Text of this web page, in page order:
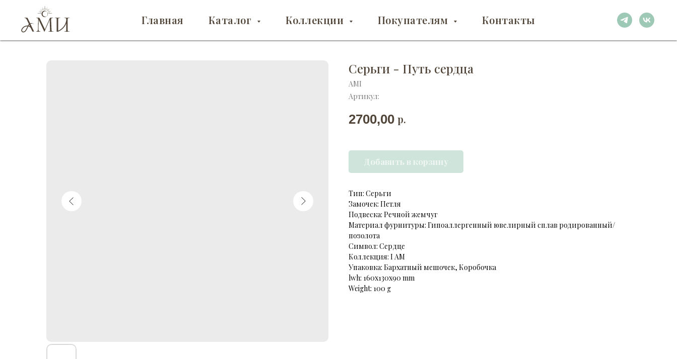
Главная Каталог Коллекции Покупателям Контакты
Серьги - Путь сердца
AMI
Артикул:
2700,00 р.
Добавить в корзину
Тип: Серьги
Замочек: Петля
Подвеска: Речной жемчуг
Материал фурнитуры: Гипоаллергенный ювелирный сплав родированный/
позолота
Символ: Сердце
Коллекция: I AM
Упаковка: Бархатный мешочек, Коробочка
lwh: 160x130x90 mm
Weight: 100 g